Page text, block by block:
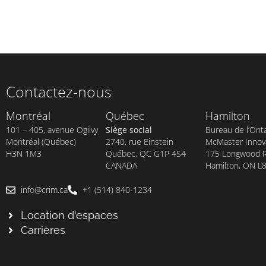
Contactez-nous
Montréal
101 – 405, avenue Ogilvy
Montréal (Québec)
H3N 1M3
Québec
Siège social
2740, rue Einstein
Québec, QC G1P 4S4
CANADA
Hamilton
Bureau de
McMaster
175 Longwood
Hamilton, ON
info@crim.ca +1 (514) 840-1234
Location d'espaces
Carrières